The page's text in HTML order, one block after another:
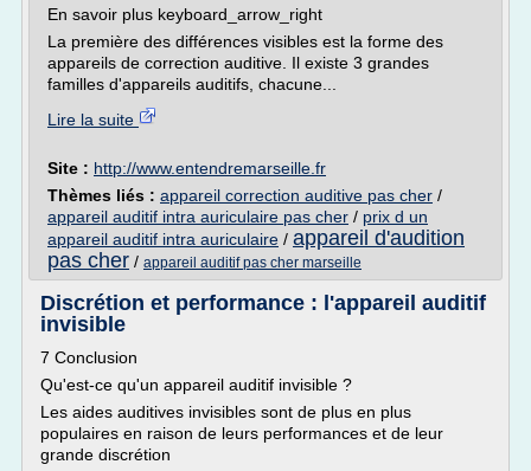
En savoir plus keyboard_arrow_right
La première des différences visibles est la forme des
appareils de correction auditive. Il existe 3 grandes
familles d'appareils auditifs, chacune...
Lire la suite
Site : http://www.entendremarseille.fr
Thèmes liés : appareil correction auditive pas cher /
appareil auditif intra auriculaire pas cher / prix d un
appareil auditif intra auriculaire / appareil d'audition
pas cher / appareil auditif pas cher marseille
Discrétion et performance : l'appareil auditif
invisible
7 Conclusion
Qu'est-ce qu'un appareil auditif invisible ?
Les aides auditives invisibles sont de plus en plus
populaires en raison de leurs performances et de leur
grande discrétion